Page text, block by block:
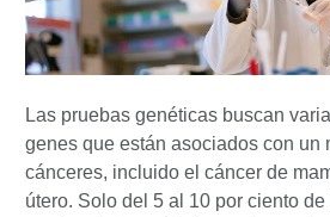
Las pruebas genéticas buscan
genes que están asociados con un
cánceres, incluido el cáncer de
útero. Solo del 5 al 10 por ciento